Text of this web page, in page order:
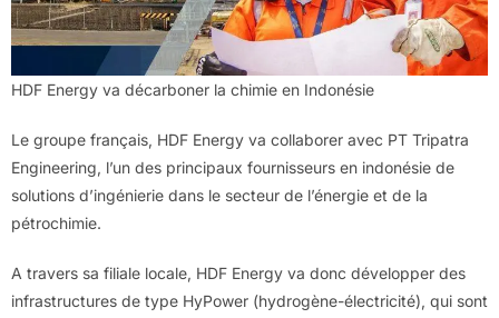
HDF Energy va décarboner la chimie en Indonésie
Le groupe français, HDF Energy va collaborer avec PT Tripatra
Engineering, l’un des principaux fournisseurs en indonésie de
solutions d’ingénierie dans le secteur de l’énergie et de la
pétrochimie.
A travers sa filiale locale, HDF Energy va donc développer des
infrastructures de type HyPower (hydrogène-électricité), qui sont